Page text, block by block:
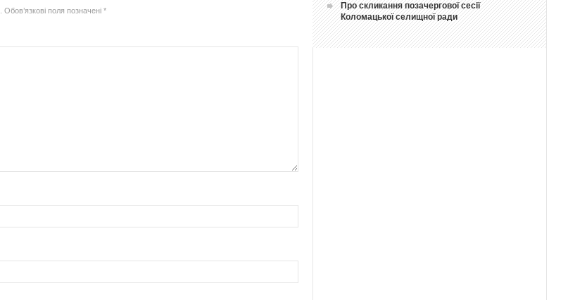
Обов’язкові поля позначені*
Про скликання позачергової сесії
Коломацької селищної ради